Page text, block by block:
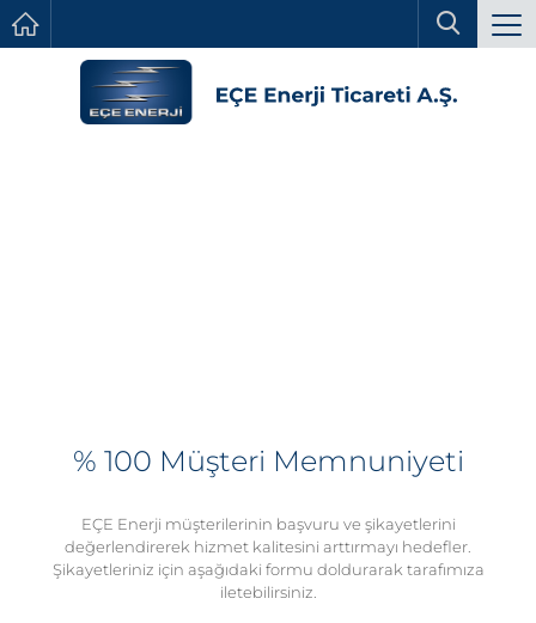
% 100 Müşteri Memnuniyeti
EÇE Enerji müşterilerinin başvuru ve şikayetlerini
değerlendirerek hizmet kalitesini arttırmayı hedefler.
Şikayetleriniz için aşağıdaki formu doldurarak tarafımıza
iletebilirsiniz.